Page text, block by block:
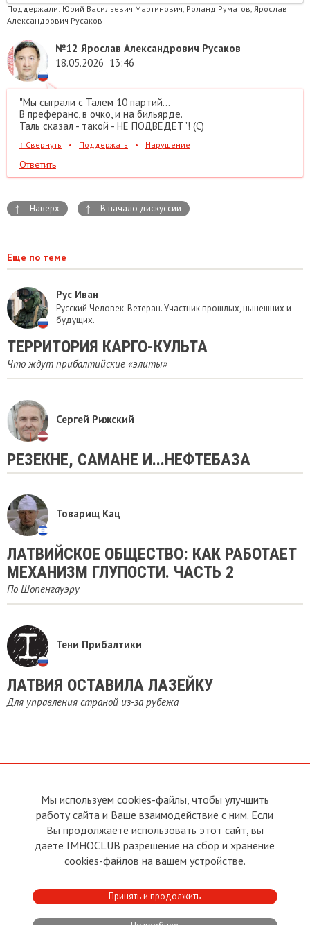
Поддержали: Юрий Васильевич Мартинович, Роланд Руматов, Ярослав
Александрович Русаков
№12 Ярослав Александрович Русаков
18.05.2026 13:46
"Мы сыграли с Талем 10 партий...
В преферанс, в очко, и на бильярде.
Таль сказал - такой - НЕ ПОДВЕДЕТ"! (С)
↑ Свернуть • Поддержать • Нарушение
Ответить
↑ Наверх ↑ В начало дискуссии
Еще по теме
Рус Иван
Русский Человек. Ветеран. Участник прошлых, нынешних и
будущих.
ТЕРРИТОРИЯ КАРГО-КУЛЬТА
Что ждут прибалтийские «элиты»
Сергей Рижский
РЕЗЕКНЕ, САМАНЕ И...НЕФТЕБАЗА
Товарищ Кац
ЛАТВИЙСКОЕ ОБЩЕСТВО: КАК РАБОТАЕТ
МЕХАНИЗМ ГЛУПОСТИ. ЧАСТЬ 2
По Шопенгауэру
Тени Прибалтики
ЛАТВИЯ ОСТАВИЛА ЛАЗЕЙКУ
Для управления страной из-за рубежа
О сайте
Условия пользования
Политика конфиденциальности
Прямая связь с
Председателем
Прямая связь c членами клуба
Реклама
Контакты
Club
Мы используем cookies-файлы, чтобы улучшить
работу сайта и Ваше взаимодействие с ним. Если
Вы продолжаете использовать этот сайт, вы
даете IMHOCLUB разрешение на сбор и хранение
cookies-файлов на вашем устройстве.
Принять и продолжить